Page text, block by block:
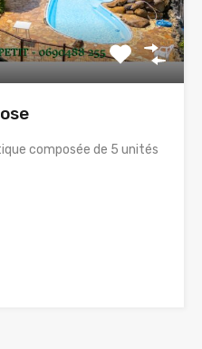
composée de 5 unités